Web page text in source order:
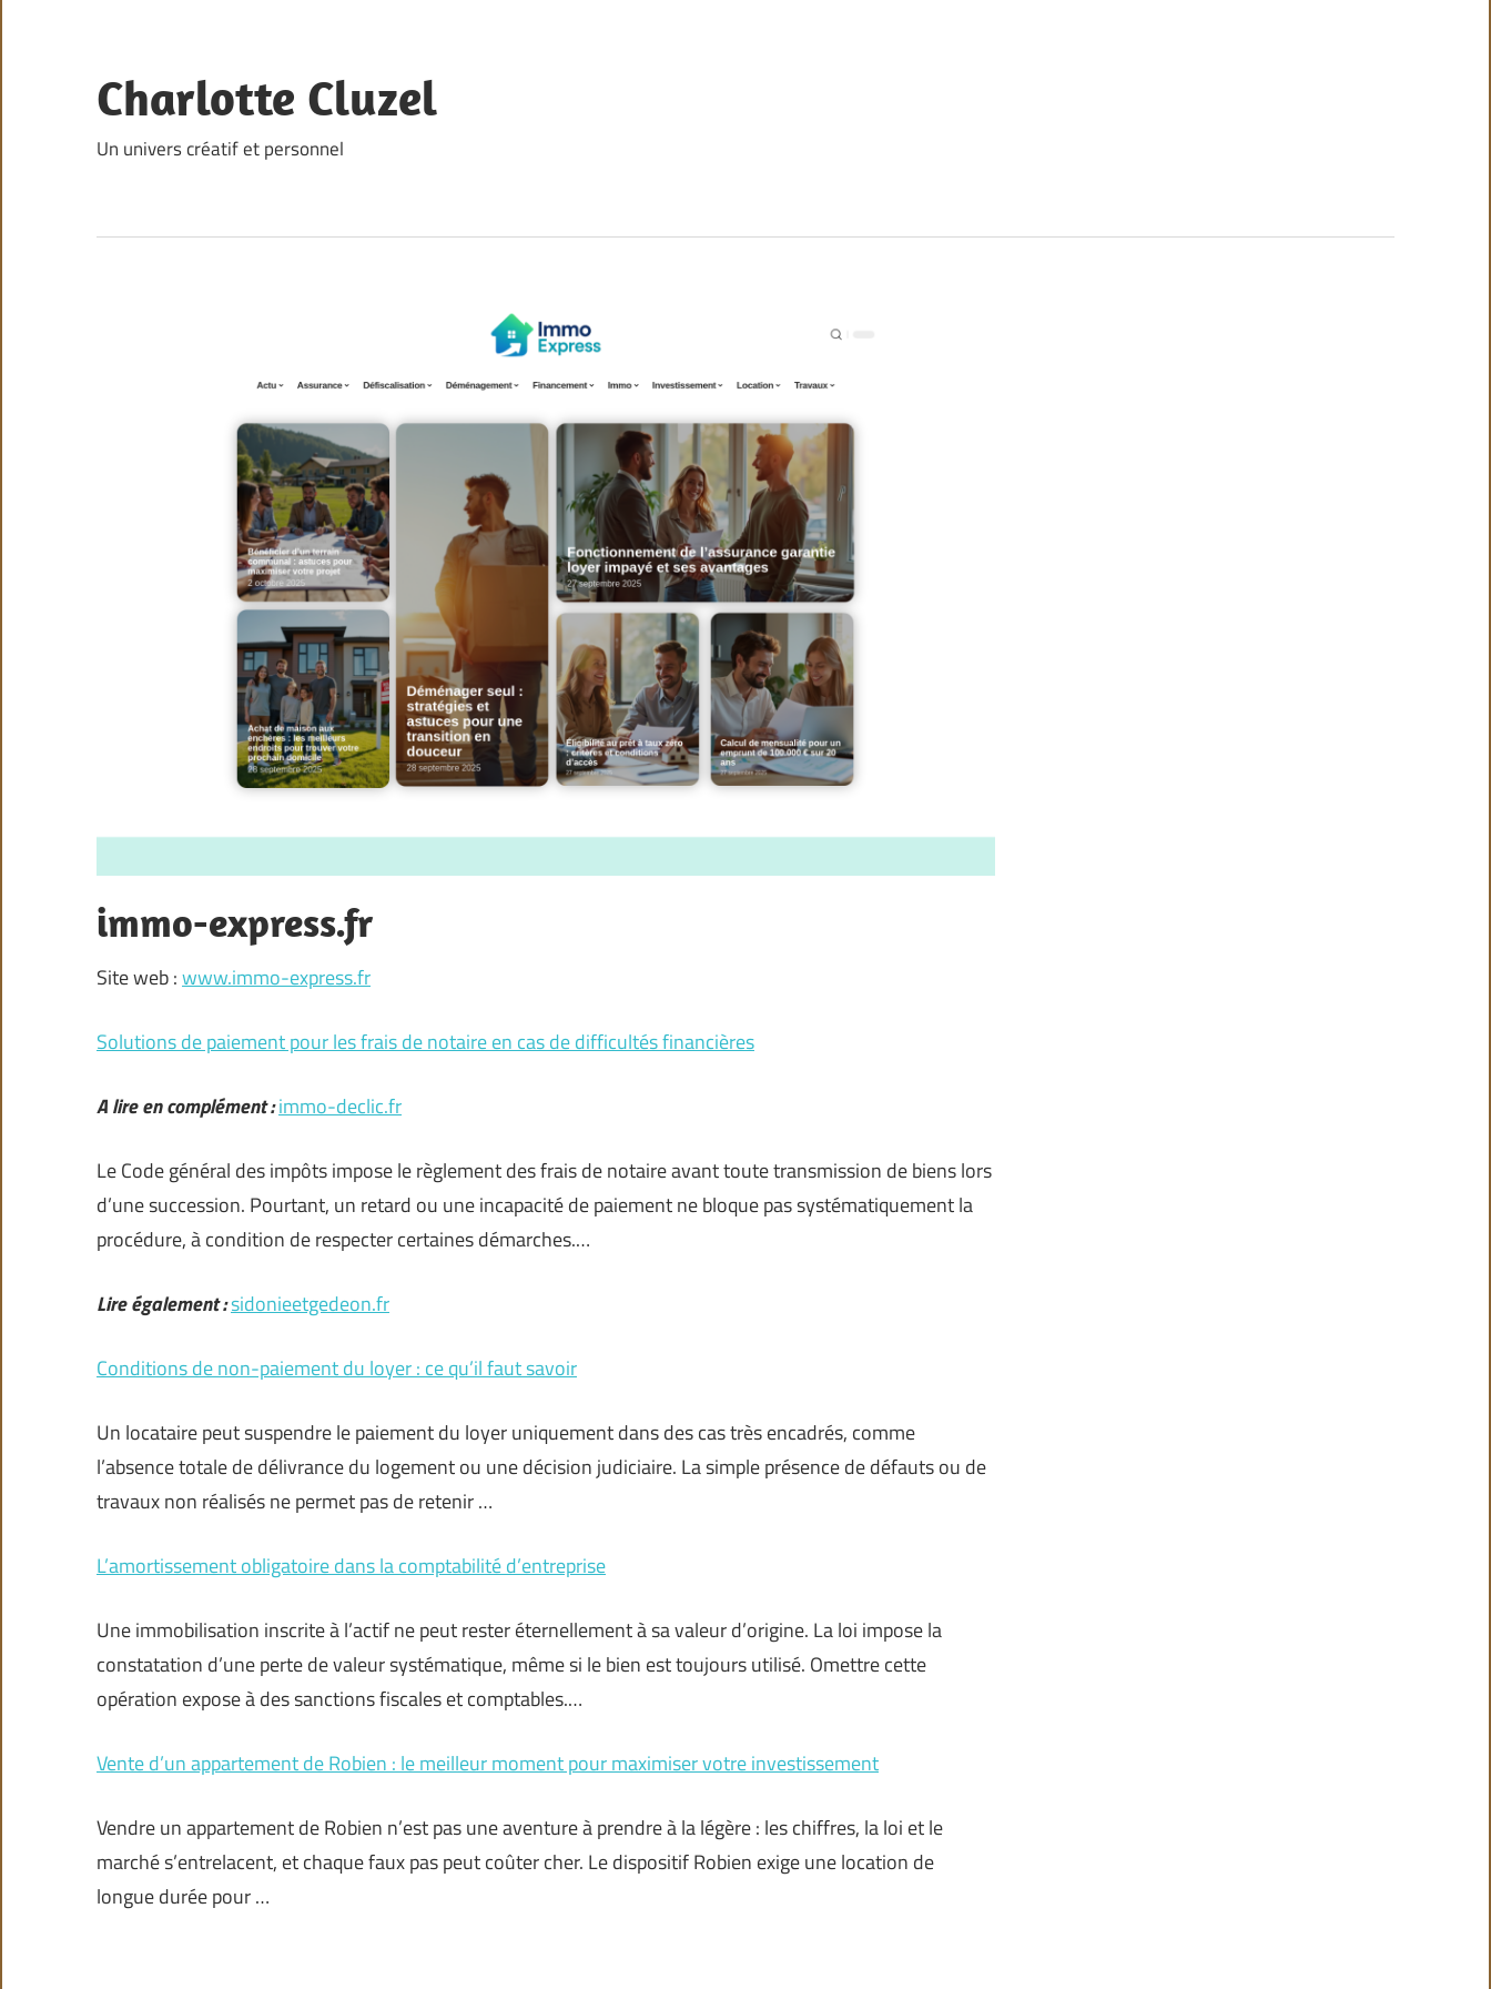
content
Charlotte Cluzel
Un univers créatif et personnel
immo-express.fr
Site web :www.immo-express.fr
Solutions de paiement pour les frais de notaire en cas de difficultés financières
A lire en complément :immo-declic.fr
Le Code général des impôts impose le règlement des frais de notaire avant toute transmission de biens lors
d’une succession. Pourtant, un retard ou une incapacité de paiement ne bloque pas systématiquement la
procédure, à condition de respecter certaines démarches.…
Lire également :sidonieetgedeon.fr
Conditions de non-paiement du loyer : ce qu’il faut savoir
Un locataire peut suspendre le paiement du loyer uniquement dans des cas très encadrés, comme
l’absence totale de délivrance du logement ou une décision judiciaire. La simple présence de défauts ou de
travaux non réalisés ne permet pas de retenir …
L’amortissement obligatoire dans la comptabilité d’entreprise
Une immobilisation inscrite à l’actif ne peut rester éternellement à sa valeur d’origine. La loi impose la
constatation d’une perte de valeur systématique, même si le bien est toujours utilisé. Omettre cette
opération expose à des sanctions fiscales et comptables.…
Vente d’un appartement de Robien : le meilleur moment pour maximiser votre investissement
Vendre un appartement de Robien n’est pas une aventure à prendre à la légère : les chiffres, la loi et le
marché s’entrelacent, et chaque faux pas peut coûter cher. Le dispositif Robien exige une location de
longue durée pour …